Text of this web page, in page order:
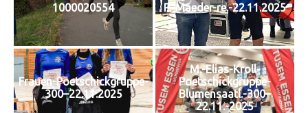
1000020554 P.-Maeder-re.-22.11.2025
Frauen-Poetschickgruppe-
300–22.11.2025
M.-Elias-Kroll-
Poetschickgruppe-
Blumensaatl.-300–
22.11.-2025